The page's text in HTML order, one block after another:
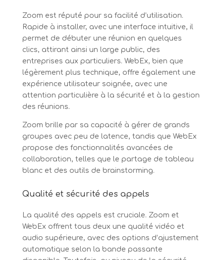
Zoom est réputé pour sa facilité d’utilisation.
Rapide à installer, avec une interface intuitive, il
permet de débuter une réunion en quelques
clics, attirant ainsi un large public, des
entreprises aux particuliers. WebEx, bien que
légèrement plus technique, offre également une
expérience utilisateur soignée, avec une
attention particulière à la sécurité et à la gestion
des réunions.
Zoom brille par sa capacité à gérer de grands
groupes avec peu de latence, tandis que WebEx
propose des fonctionnalités avancées de
collaboration, telles que le partage de tableau
blanc et des outils de brainstorming.
Qualité et sécurité des appels
La qualité des appels est cruciale. Zoom et
WebEx offrent tous deux une qualité vidéo et
audio supérieure, avec des options d’ajustement
automatique selon la bande passante